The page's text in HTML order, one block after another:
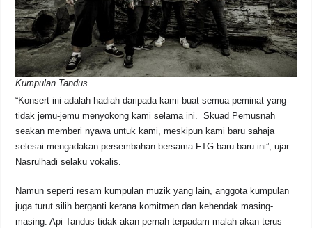
Kumpulan Tandus
“Konsert ini adalah hadiah daripada kami buat semua peminat yang
tidak jemu-jemu menyokong kami selama ini. Skuad Pemusnah
seakan memberi nyawa untuk kami, meskipun kami baru sahaja
selesai mengadakan persembahan bersama FTG baru-baru ini”, ujar
Nasrulhadi selaku vokalis.
Namun seperti resam kumpulan muzik yang lain, anggota kumpulan
juga turut silih berganti kerana komitmen dan kehendak masing-
masing. Api Tandus tidak akan pernah terpadam malah akan terus